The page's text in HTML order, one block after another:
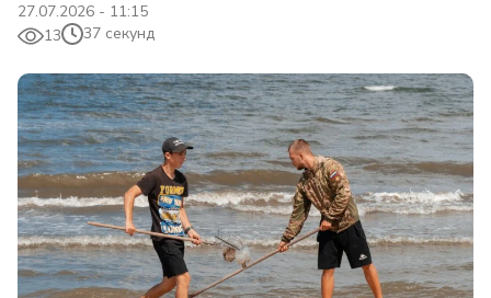
27.07.2026 - 11:15
13
37 секунд